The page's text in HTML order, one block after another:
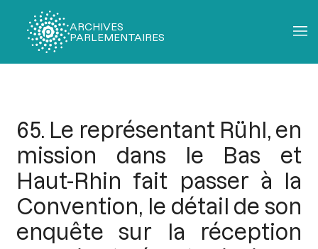
ARCHIVES
PARLEMENTAIRES
65. Le représentant Rühl, en
mission dans le Bas et
Haut-Rhin fait passer à la
Convention, le détail de son
enquête sur la réception